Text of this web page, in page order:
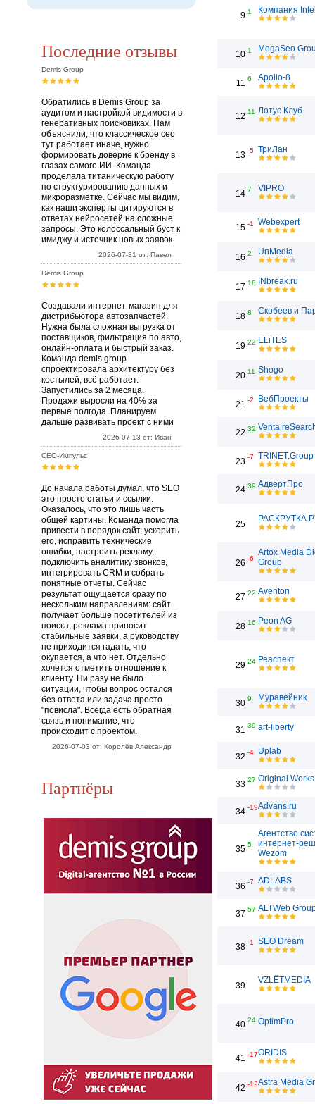
Последние отзывы
Demis Group
Обратились в Demis Group за
аудитом и настройкой видимости в
генеративных поисковиках. Нам
объяснили, что классическое сео
тут работает иначе, нужно
формировать доверие к бренду в
глазах самого ИИ. Команда
проделала титаническую работу
по структурированию данных и
микроразметке. Сейчас мы видим,
как наши эксперты цитируются в
ответах нейросетей на сложные
запросы. Это колоссальный буст к
имиджу и источник новых заявок
2026-07-31 от: Павел
Demis Group
Создавали интернет-магазин для
дистрибьютора автозапчастей.
Нужна была сложная выгрузка от
поставщиков, фильтрация по авто,
онлайн-оплата и быстрый заказ.
Команда demis group
спроектировала архитектуру без
костылей, всё работает.
Запустились за 2 месяца.
Продажи выросли на 40% за
первые полгода. Планируем
дальше развивать проект с ними
2026-07-13 от: Иван
СЕО-Импульс
До начала работы думал, что SEO
это просто статьи и ссылки.
Оказалось, что это лишь часть
общей картины. Команда помогла
привести в порядок сайт, ускорить
его, исправить технические
ошибки, настроить рекламу,
подключить аналитику звонков,
интегрировать CRM и собрать
понятные отчеты. Сейчас
результат ощущается сразу по
нескольким направлениям: сайт
получает больше посетителей из
поиска, реклама приносит
стабильные заявки, а руководству
не приходится гадать, что
окупается, а что нет. Отдельно
хочется отметить отношение к
клиенту. Ни разу не было
ситуации, чтобы вопрос остался
без ответа или задача просто
"повисла". Всегда есть обратная
связь и понимание, что
происходит с проектом.
2026-07-03 от: Королёв Александр
Партнёры
9 1 Компания
10 1 MegaSeo
11 6 Apollo-8
12 11 Лотус Клуб
13 -5 ТриЛан
14 7 VIPRO
15 -1 Webexpert
16 2 UnMedia
17 18 INbreak.ru
18 8 Скобеев и
19 22 ELiTES
20 11 Shogo
21 -2 ВебПроекты
22 32 Venta
23 -7 TRINET.Group
24 39 АдвертПро
25
26 -6
Artox Media
Group
27 22 Aventon
28 16 Peon AG
29 24 Реаспект
30 9 Муравейник
31 39 art-liberty
32 -4 Uplab
33 27 Original Works
34 -19Advans.ru
35 5
Агентство
интернет-
Wezom
36 -7 ADLABS
37 57 ALTWeb
38 -1 SEO Dream
39
VZLЁTMEDIA
40 24 OptimPro
41 -17ORIDIS
42 -12Astra Media